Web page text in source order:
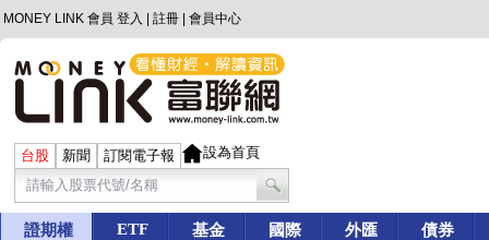
MONEY LINK 會員 登入 註冊 會員中心
台股 新聞 訂閱電子報 設為首頁
證期權 ETF 基金 國際 外匯 債券